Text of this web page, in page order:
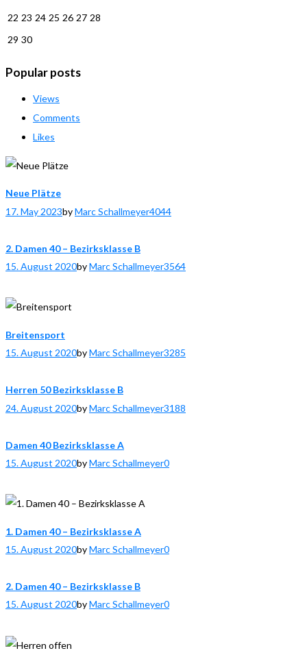
22 23 24 25 26 27 28
29 30
Popular posts
Views
Comments
Likes
Neue Plätze
17. May 2023byMarc Schallmeyer4044
2. Damen 40 – Bezirksklasse B
15. August 2020byMarc Schallmeyer3564
Breitensport
15. August 2020byMarc Schallmeyer3285
Herren 50 Bezirksklasse B
24. August 2020byMarc Schallmeyer3188
Damen 40 Bezirksklasse A
15. August 2020byMarc Schallmeyer0
1. Damen 40 – Bezirksklasse A
15. August 2020byMarc Schallmeyer0
2. Damen 40 – Bezirksklasse B
15. August 2020byMarc Schallmeyer0